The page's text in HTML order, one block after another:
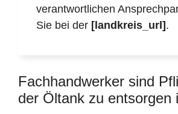
verantwortlichen
Sie bei der [landkreis_url] .
Fachhandwerker sind
der Öltank zu entsorgen